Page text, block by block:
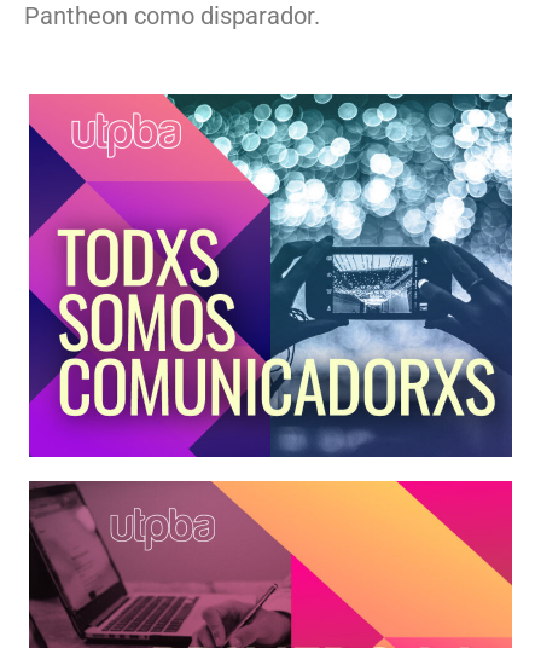
Pantheon como disparador.